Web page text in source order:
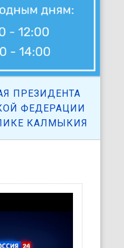
ПРЕЗИДЕНТА
ФЕДЕРАЦИИ
КАЛМЫКИЯ